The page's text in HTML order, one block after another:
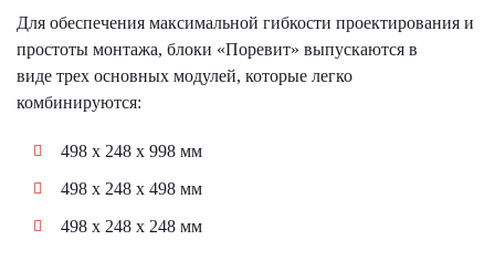
Для обеспечения максимальной гибкости проектирования и
простоты монтажа, блоки «Поревит» выпускаются в
виде трех основных модулей, которые легко
комбинируются:
498 х 248 х 998 мм
498 х 248 х 498 мм
498 х 248 х 248 мм